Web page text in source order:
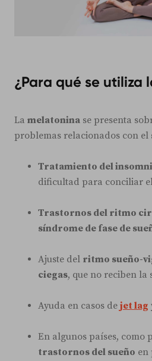
¿Para qué se utiliza
La melatonina se presenta
problemas relacionados con el
Tratamiento del
dificultad para conciliar
Trastornos del ritmo
síndrome de fase de
Ajuste del ritmo sueño-
ciegas, que no reciben la
Ayuda en casos de jet lag
En algunos países, como
trastornos del sueño en